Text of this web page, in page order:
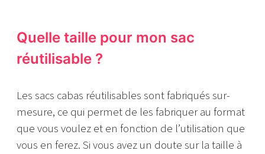
Quelle taille pour mon sac
réutilisable ?
Les sacs cabas réutilisables sont fabriqués sur-
mesure, ce qui permet de les fabriquer au format
que vous voulez et en fonction de l’utilisation que
vous en ferez. Si vous avez un doute sur la taille à